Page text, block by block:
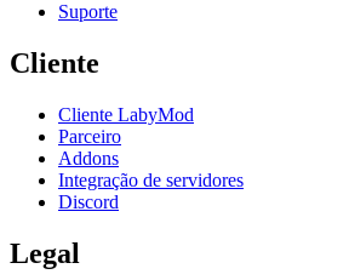
Suporte
Cliente
Cliente LabyMod
Parceiro
Addons
Integração de servidores
Discord
Legal